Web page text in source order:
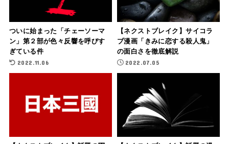
ついに始まった「チェーソーマ
ン」第２部が色々反響を呼びす
ぎている件
2022.11.06
【ネクストブレイク】サイコラ
ブ漫画「きみに恋する殺人鬼」
の面白さを徹底解説
2022.07.05